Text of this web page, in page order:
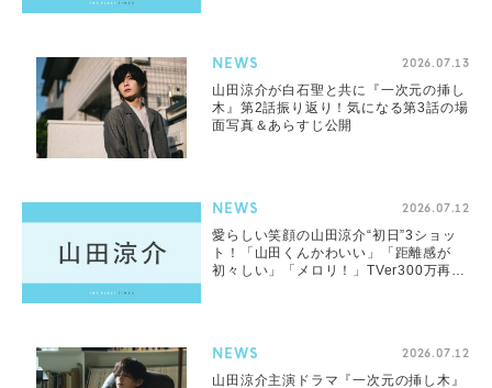
NEWS 2026.07.13
山田涼介が白石聖と共に『一次元の挿し
木』第2話振り返り！気になる第3話の場
面写真＆あらすじ公開
NEWS 2026.07.12
愛らしい笑顔の山田涼介“初日”3ショッ
ト！「山田くんかわいい」「距離感が
初々しい」「メロリ！」TVer300万再生
NEWS 2026.07.12
山田涼介主演ドラマ『一次元の挿し木』